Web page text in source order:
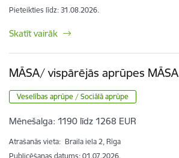
Pieteikties līdz: 31.08.2026.
Skatīt vairāk
MĀSA/ vispārējās aprūpes MĀSA
Veselības aprūpe / Sociālā aprūpe
Mēnešalga: 1190 līdz 1268 EUR
Atrašanās vieta: Braila iela 2, Rīga
Publicēšanas datums: 01.07.2026.